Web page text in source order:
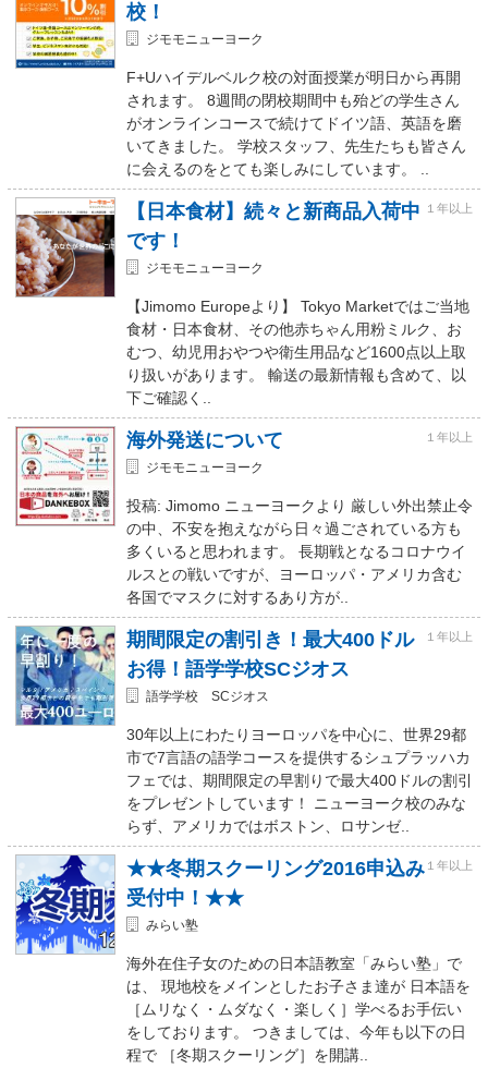
校！
ジモモニューヨーク
F+Uハイデルベルク校の対面授業が明日から再開
されます。 8週間の閉校期間中も殆どの学生さん
がオンラインコースで続けてドイツ語、英語を磨
いてきました。 学校スタッフ、先生たちも皆さん
に会えるのをとても楽しみにしています。 ..
【日本食材】続々と新商品入荷中
です！
１年以上
ジモモニューヨーク
【Jimomo Europeより】 Tokyo Marketではご当地
食材・日本食材、その他赤ちゃん用粉ミルク、お
むつ、幼児用おやつや衛生用品など1600点以上取
り扱いがあります。 輸送の最新情報も含めて、以
下ご確認く..
海外発送について １年以上
ジモモニューヨーク
投稿: Jimomo ニューヨークより 厳しい外出禁止令
の中、不安を抱えながら日々過ごされている方も
多くいると思われます。 長期戦となるコロナウイ
ルスとの戦いですが、ヨーロッパ・アメリカ含む
各国でマスクに対するあり方が..
期間限定の割引き！最大400ドル
お得！語学学校SCジオス
１年以上
語学学校 SCジオス
30年以上にわたりヨーロッパを中心に、世界29都
市で7言語の語学コースを提供するシュプラッハカ
フェでは、期間限定の早割りで最大400ドルの割引
をプレゼントしています！ ニューヨーク校のみな
らず、アメリカではボストン、ロサンゼ..
★★冬期スクーリング2016申込み
受付中！★★
１年以上
みらい塾
海外在住子女のための日本語教室「みらい塾」で
は、 現地校をメインとしたお子さま達が 日本語を
［ムリなく・ムダなく・楽しく］学べるお手伝い
をしております。 つきましては、今年も以下の日
程で ［冬期スクーリング］を開講..